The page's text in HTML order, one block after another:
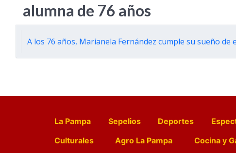
alumna de 76 años
A los 76 años, Marianela Fernández cumple su sueño de
La Pampa Sepelios Deportes
Culturales
Agro La Pampa Cocina y